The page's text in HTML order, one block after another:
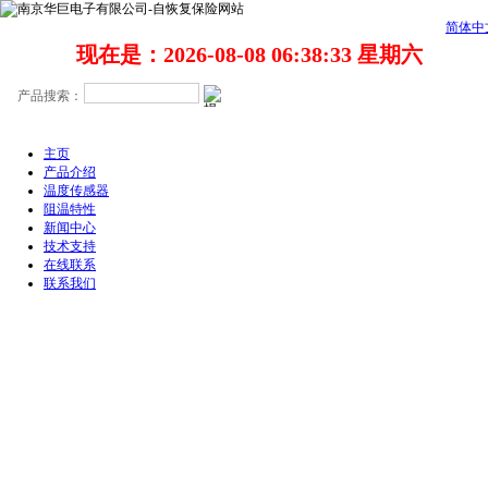
现在是：2026-08-08 06:38:33 星期六
简体中
主页
产品介绍
温度传感器
阻温特性
新闻中心
技术支持
在线联系
联系我们